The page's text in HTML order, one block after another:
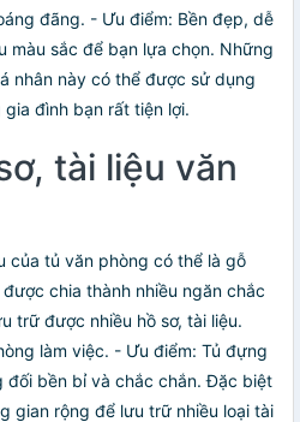
đãng. - Ưu điểm: Bền đẹp, dễ
màu sắc để bạn lựa chọn. Những
nhân này có thể được sử dụng
đình bạn rất tiện lợi.
tài liệu văn
của tủ văn phòng có thể là gỗ
chia thành nhiều ngăn chắc
trữ được nhiều hồ sơ, tài liệu.
làm việc. - Ưu điểm: Tủ đựng
đối bền bỉ và chắc chắn. Đặc biệt
gian rộng để lưu trữ nhiều loại tài